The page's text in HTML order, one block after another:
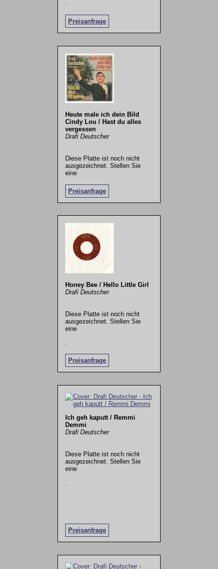
Preisanfrage
Heute male ich dein Bild
Cindy Lou / Hast du alles
vergessen
Drafi Deutscher
Diese Platte ist noch nicht
ausgezeichnet. Stellen Sie
eine
Preisanfrage
.
Honey Bee / Hello Little Girl
Drafi Deutscher
Diese Platte ist noch nicht
ausgezeichnet. Stellen Sie
eine
Preisanfrage
.
Ich geh kaputt / Remmi
Demmi
Drafi Deutscher
Diese Platte ist noch nicht
ausgezeichnet. Stellen Sie
eine
Preisanfrage